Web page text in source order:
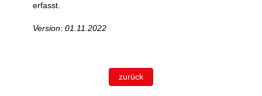
erfasst.
Version: 01.11.2022
zurück